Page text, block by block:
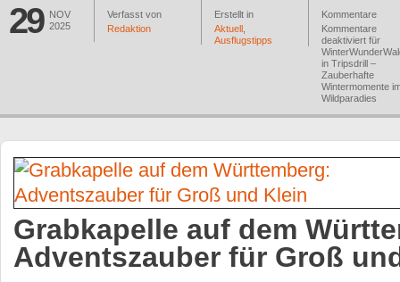
29
NOV
2025
Verfasst von
Redaktion
Erstellt in
Aktuell
Ausflugstipps
Kommentare
Kommentare
deaktiviert für
in Tripsdrill –
Zauberhafte
Wintermomente
Wildparadies
Grabkapelle auf dem
Adventszauber für Groß